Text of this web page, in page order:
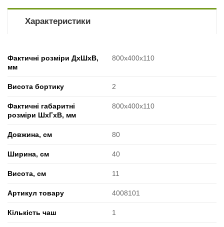
Характеристики
Фактичні розміри ДхШхВ,
мм
800x400x110
Висота бортику 2
Фактичні габаритні
розміри ШхГхВ, мм
800x400x110
Довжина, см 80
Ширина, см 40
Висота, см 11
Артикул товару 4008101
Кількість чаш 1